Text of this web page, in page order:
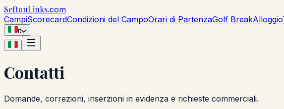
SeftonLinks.com
CampiScorecardCondizioni del CampoOrari di PartenzaGolf BreakAlloggio
it
Contatti
Domande, correzioni, inserzioni in evidenza e richieste commerciali.